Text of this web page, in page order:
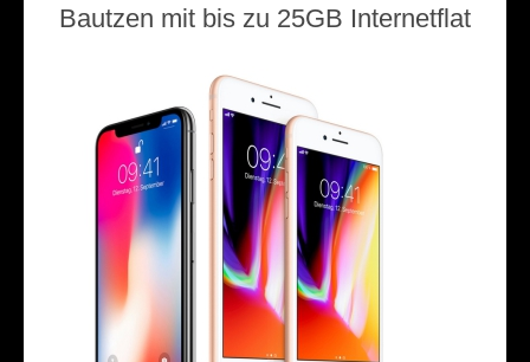
Bautzen mit bis zu 25GB Internetflat